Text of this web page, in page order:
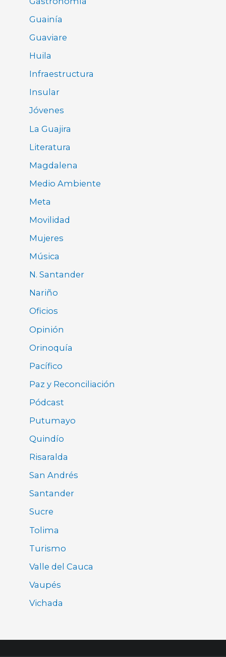
Guainía
Guaviare
Huila
Infraestructura
Insular
Jóvenes
La Guajira
Literatura
Magdalena
Medio Ambiente
Meta
Movilidad
Mujeres
Música
N. Santander
Nariño
Oficios
Opinión
Orinoquía
Pacífico
Paz y Reconciliación
Pódcast
Putumayo
Quindío
Risaralda
San Andrés
Santander
Sucre
Tolima
Turismo
Valle del Cauca
Vaupés
Vichada